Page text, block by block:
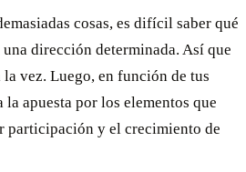
cosas, es difícil saber qué
dirección determinada. Así que
la vez. Luego, en función de tus
apuesta por los elementos que
participación y el crecimiento de